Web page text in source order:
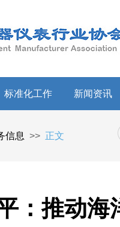
标准化工作 新闻资讯
信息 >> 正文
：推动海